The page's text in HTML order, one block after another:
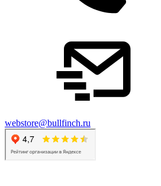
webstore@bullfinch.ru